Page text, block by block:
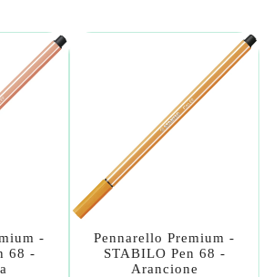
-
68 -
Pennarello Premium -
STABILO Pen 68 -
Arancione